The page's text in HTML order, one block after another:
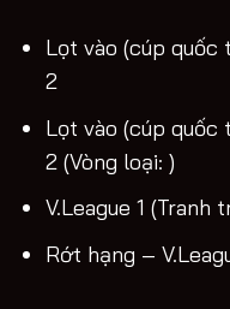
Lọt vào (cúp quốc
2
Lọt vào (cúp quốc
2 (Vòng loại: )
V.League 1 (Tranh
Rớt hạng –